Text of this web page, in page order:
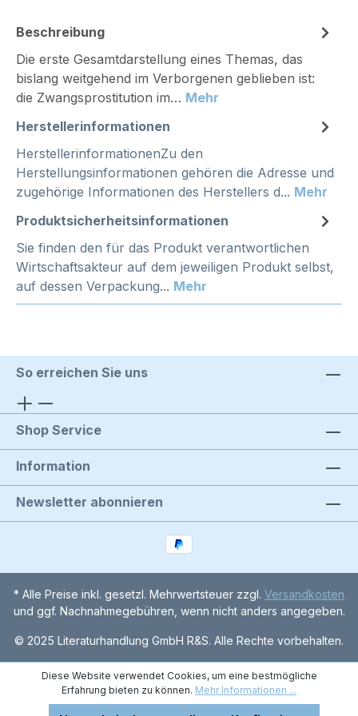
Beschreibung
Die erste Gesamtdarstellung eines Themas, das
bislang weitgehend im Verborgenen geblieben ist:
die Zwangsprostitution im… Mehr
Herstellerinformationen
HerstellerinformationenZu den
Herstellungsinformationen gehören die Adresse und
zugehörige Informationen des Herstellers d... Mehr
Produktsicherheitsinformationen
Sie finden den für das Produkt verantwortlichen
Wirtschaftsakteur auf dem jeweiligen Produkt selbst,
auf dessen Verpackung... Mehr
So erreichen Sie uns
Shop Service
Information
Newsletter abonnieren
* Alle Preise inkl. gesetzl. Mehrwertsteuer zzgl. Versandkosten
und ggf. Nachnahmegebühren, wenn nicht anders angegeben.
© 2025 Literaturhandlung GmbH R&S. Alle Rechte vorbehalten.
Diese Website verwendet Cookies, um eine bestmögliche
Erfahrung bieten zu können. Mehr Informationen ...